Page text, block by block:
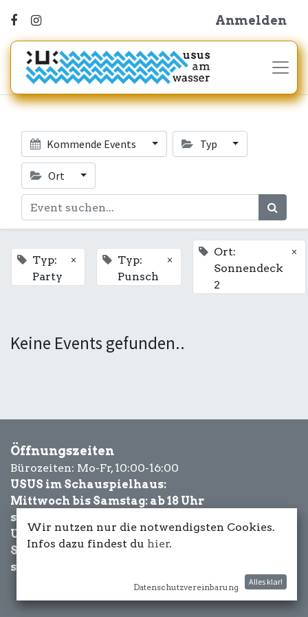
Anmelden
Kommende Events Typ
Ort
Typ:
Party
×
Typ:
Punsch
×
Ort:
Sonnendeck
2
×
Keine Events gefunden..
Öffnungszeiten
Bürozeiten: Mo-Fr, 10:00-16:00
USUS im Schauspielhaus:
Mittwoch bis Samstag: ab 18 Uhr
sowie Eventbezogen.
USUS am Wasser:
Schönwetter-
sowie Eventbezogen.
Wir nutzen nur die notwendigsten Cookies.
Infos dazu findest du hier.
Datenschutzvereinbarung
Alles klar!